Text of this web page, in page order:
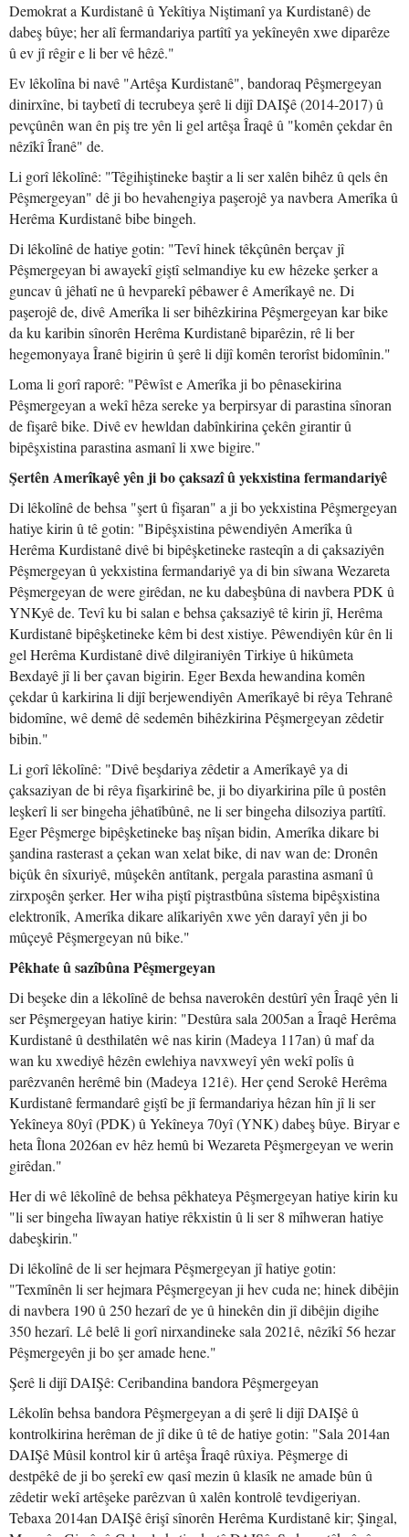
Demokrat a Kurdistanê û Yekîtiya Niştimanî ya Kurdistanê) de
dabeş bûye; her alî fermandariya partîtî ya yekîneyên xwe diparêze
û ev jî rêgir e li ber vê hêzê."
Ev lêkolîna bi navê "Artêşa Kurdistanê", bandoraq Pêşmergeyan
dinirxîne, bi taybetî di tecrubeya şerê li dijî DAIŞê (2014-2017) û
pevçûnên wan ên piş tre yên li gel artêşa Îraqê û "komên çekdar ên
nêzîkî Îranê" de.
Li gorî lêkolînê: "Têgihiştineke baştir a li ser xalên bihêz û qels ên
Pêşmergeyan" dê ji bo hevahengiya paşerojê ya navbera Amerîka û
Herêma Kurdistanê bibe bingeh.
Di lêkolînê de hatiye gotin: "Tevî hinek têkçûnên berçav jî
Pêşmergeyan bi awayekî giştî selmandiye ku ew hêzeke şerker a
guncav û jêhatî ne û hevparekî pêbawer ê Amerîkayê ne. Di
paşerojê de, divê Amerîka li ser bihêzkirina Pêşmergeyan kar bike
da ku karibin sînorên Herêma Kurdistanê biparêzin, rê li ber
hegemonyaya Îranê bigirin û şerê li dijî komên terorîst bidomînin."
Loma li gorî raporê: "Pêwîst e Amerîka ji bo pênasekirina
Pêşmergeyan a wekî hêza sereke ya berpirsyar di parastina sînoran
de fişarê bike. Divê ev hewldan dabînkirina çekên girantir û
bipêşxistina parastina asmanî li xwe bigire."
Şertên Amerîkayê yên ji bo çaksazî û yekxistina fermandariyê
Di lêkolînê de behsa "şert û fişaran" a ji bo yekxistina Pêşmergeyan
hatiye kirin û tê gotin: "Bipêşxistina pêwendiyên Amerîka û
Herêma Kurdistanê divê bi bipêşketineke rasteqîn a di çaksaziyên
Pêşmergeyan û yekxistina fermandariyê ya di bin sîwana Wezareta
Pêşmergeyan de were girêdan, ne ku dabeşbûna di navbera PDK û
YNKyê de. Tevî ku bi salan e behsa çaksaziyê tê kirin jî, Herêma
Kurdistanê bipêşketineke kêm bi dest xistiye. Pêwendiyên kûr ên li
gel Herêma Kurdistanê divê dilgiraniyên Tirkiye û hikûmeta
Bexdayê jî li ber çavan bigirin. Eger Bexda hewandina komên
çekdar û karkirina li dijî berjewendiyên Amerîkayê bi rêya Tehranê
bidomîne, wê demê dê sedemên bihêzkirina Pêşmergeyan zêdetir
bibin."
Li gorî lêkolînê: "Divê beşdariya zêdetir a Amerîkayê ya di
çaksaziyan de bi rêya fişarkirinê be, ji bo diyarkirina pîle û postên
leşkerî li ser bingeha jêhatîbûnê, ne li ser bingeha dilsoziya partîtî.
Eger Pêşmerge bipêşketineke baş nîşan bidin, Amerîka dikare bi
şandina rasterast a çekan wan xelat bike, di nav wan de: Dronên
biçûk ên sîxuriyê, mûşekên antîtank, pergala parastina asmanî û
zirxpoşên şerker. Her wiha piştî piştrastbûna sîstema bipêşxistina
elektronîk, Amerîka dikare alîkariyên xwe yên darayî yên ji bo
mûçeyê Pêşmergeyan nû bike."
Pêkhate û sazîbûna Pêşmergeyan
Di beşeke din a lêkolînê de behsa naverokên destûrî yên Îraqê yên li
ser Pêşmergeyan hatiye kirin: "Destûra sala 2005an a Îraqê Herêma
Kurdistanê û desthilatên wê nas kirin (Madeya 117an) û maf da
wan ku xwediyê hêzên ewlehiya navxweyî yên wekî polîs û
parêzvanên herêmê bin (Madeya 121ê). Her çend Serokê Herêma
Kurdistanê fermandarê giştî be jî fermandariya hêzan hîn jî li ser
Yekîneya 80yî (PDK) û Yekîneya 70yî (YNK) dabeş bûye. Biryar e
heta Îlona 2026an ev hêz hemû bi Wezareta Pêşmergeyan ve werin
girêdan."
Her di wê lêkolînê de behsa pêkhateya Pêşmergeyan hatiye kirin ku
"li ser bingeha lîwayan hatiye rêkxistin û li ser 8 mîhweran hatiye
dabeşkirin."
Di lêkolînê de li ser hejmara Pêşmergeyan jî hatiye gotin:
"Texmînên li ser hejmara Pêşmergeyan ji hev cuda ne; hinek dibêjin
di navbera 190 û 250 hezarî de ye û hinekên din jî dibêjin digihe
350 hezarî. Lê belê li gorî nirxandineke sala 2021ê, nêzîkî 56 hezar
Pêşmergeyên ji bo şer amade hene."
Şerê li dijî DAIŞê: Ceribandina bandora Pêşmergeyan
Lêkolîn behsa bandora Pêşmergeyan a di şerê li dijî DAIŞê û
kontrolkirina herêman de jî dike û tê de hatiye gotin: "Sala 2014an
DAIŞê Mûsil kontrol kir û artêşa Îraqê rûxiya. Pêşmerge di
destpêkê de ji bo şerekî ew qasî mezin û klasîk ne amade bûn û
zêdetir wekî artêşeke parêzvan û xalên kontrolê tevdigeriyan.
Tebaxa 2014an DAIŞê êrişî sînorên Herêma Kurdistanê kir; Şingal,